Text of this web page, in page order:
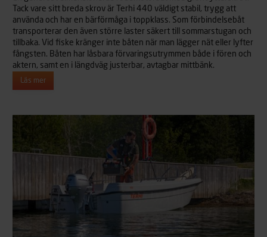
Tack vare sitt breda skrov är Terhi 440 väldigt stabil, trygg att
använda och har en bärförmåga i toppklass. Som förbindelsebåt
transporterar den även större laster säkert till sommarstugan och
tillbaka. Vid fiske kränger inte båten när man lägger nät eller lyfter
fångsten. Båten har låsbara förvaringsutrymmen både i fören och
aktern, samt en i längdväg justerbar, avtagbar mittbänk.
Läs mer